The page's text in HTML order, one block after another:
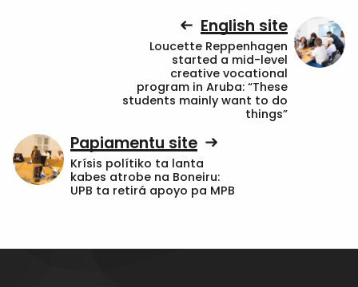
English site
Loucette Reppenhagen
started a mid-level
creative vocational
program in Aruba: “These
students mainly want to do
things”
Papiamentu site
Krísis polítiko ta lanta
kabes atrobe na Boneiru:
UPB ta retirá apoyo pa MPB